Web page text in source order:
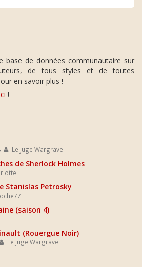
base de données communautaire sur
de tous styles et de toutes
en savoir plus !
!
Le Juge Wargrave
de Sherlock Holmes
Stanislas Petrosky
(saison 4)
(Rouergue Noir)
Le Juge Wargrave